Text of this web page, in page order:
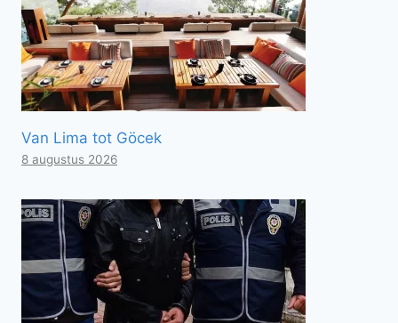
Van Lima tot Göcek
8 augustus 2026